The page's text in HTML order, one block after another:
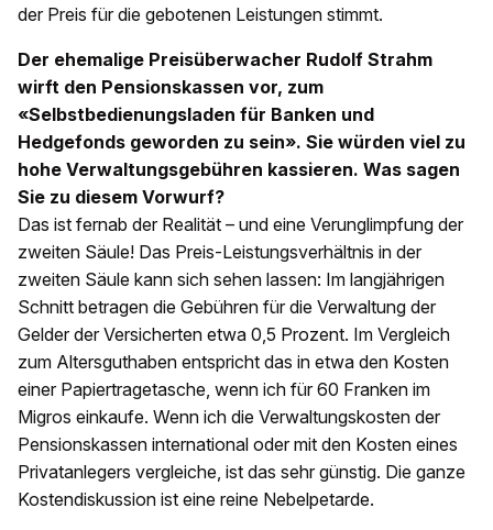
der Preis für die gebotenen Leistungen stimmt.
Der ehemalige Preisüberwacher Rudolf Strahm
wirft den Pensionskassen vor, zum
«Selbstbedienungsladen für Banken und
Hedgefonds geworden zu sein». Sie würden viel zu
hohe Verwaltungsgebühren kassieren. Was sagen
Sie zu diesem Vorwurf?
Das ist fernab der Realität – und eine Verunglimpfung der
zweiten Säule! Das Preis-Leistungsverhältnis in der
zweiten Säule kann sich sehen lassen: Im langjährigen
Schnitt betragen die Gebühren für die Verwaltung der
Gelder der Versicherten etwa 0,5 Prozent. Im Vergleich
zum Altersguthaben entspricht das in etwa den Kosten
einer Papiertragetasche, wenn ich für 60 Franken im
Migros einkaufe. Wenn ich die Verwaltungskosten der
Pensionskassen international oder mit den Kosten eines
Privatanlegers vergleiche, ist das sehr günstig. Die ganze
Kostendiskussion ist eine reine Nebelpetarde.